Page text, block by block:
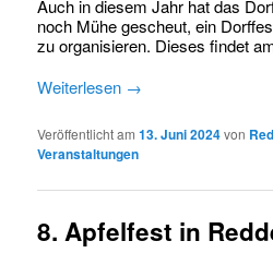
Auch in diesem Jahr hat das
noch Mühe gescheut, ein
zu organisieren. Dieses findet
Weiterlesen →
Veröffentlicht am13. Juni 2024von
Veranstaltungen
8. Apfelfest in